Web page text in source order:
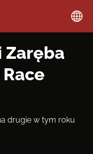
Zaręba
drugie w tym roku